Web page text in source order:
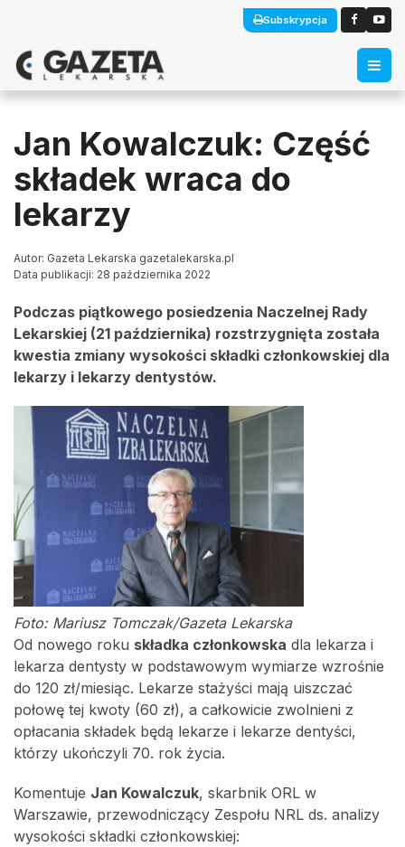
Subskrypcja
Jan Kowalczuk: Część
składek wraca do
lekarzy
Autor: Gazeta Lekarska gazetalekarska.pl
Data publikacji: 28 października 2022
Podczas piątkowego posiedzenia Naczelnej Rady
Lekarskiej (21 października) rozstrzygnięta została
kwestia zmiany wysokości składki członkowskiej dla
lekarzy i lekarzy dentystów.
Foto: Mariusz Tomczak/Gazeta Lekarska
Od nowego roku składka członkowska dla lekarza i
lekarza dentysty w podstawowym wymiarze wzrośnie
do 120 zł/miesiąc. Lekarze stażyści mają uiszczać
połowę tej kwoty (60 zł), a całkowicie zwolnieni z
opłacania składek będą lekarze i lekarze dentyści,
którzy ukończyli 70. rok życia.
Komentuje Jan Kowalczuk, skarbnik ORL w
Warszawie, przewodniczący Zespołu NRL ds. analizy
wysokości składki członkowskiej: